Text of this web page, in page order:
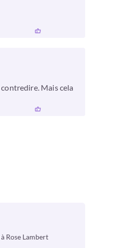
Mais cela
Rose Lambert